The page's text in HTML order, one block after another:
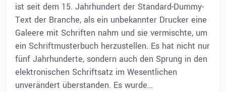
ist seit dem 15. Jahrhundert der Standard-Dummy-
Text der Branche, als ein unbekannter Drucker eine
Galeere mit Schriften nahm und sie vermischte, um
ein Schriftmusterbuch herzustellen. Es hat nicht nur
fünf Jahrhunderte, sondern auch den Sprung in den
elektronischen Schriftsatz im Wesentlichen
unverändert überstanden. Es wurde…